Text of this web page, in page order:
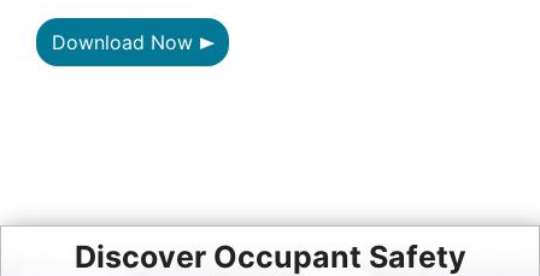
Download Now
Discover Occupant Safety